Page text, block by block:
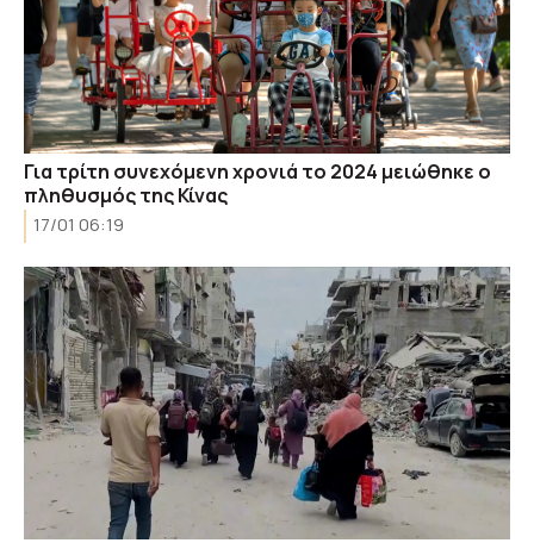
Για τρίτη συνεχόμενη χρονιά το 2024 μειώθηκε ο
πληθυσμός της Κίνας
17/01 06:19